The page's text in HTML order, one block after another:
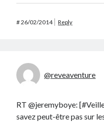
#26/02/2014 Reply
@reveaventure
RT @jeremyboye:
savez peut-être pas sur